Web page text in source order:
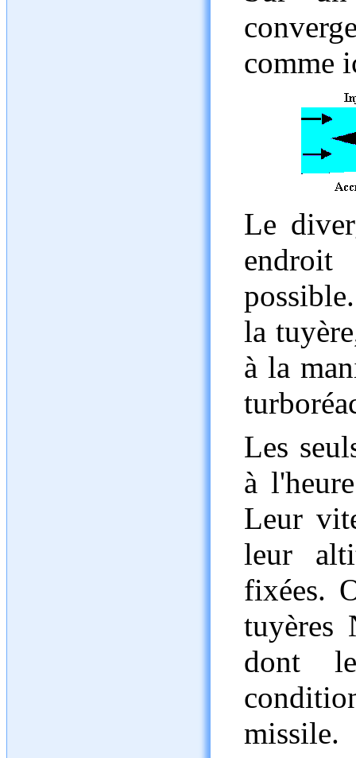
comme
Le
la
à la
Les
à
Leur
leur
fixées.
tuyères
dont
missile.